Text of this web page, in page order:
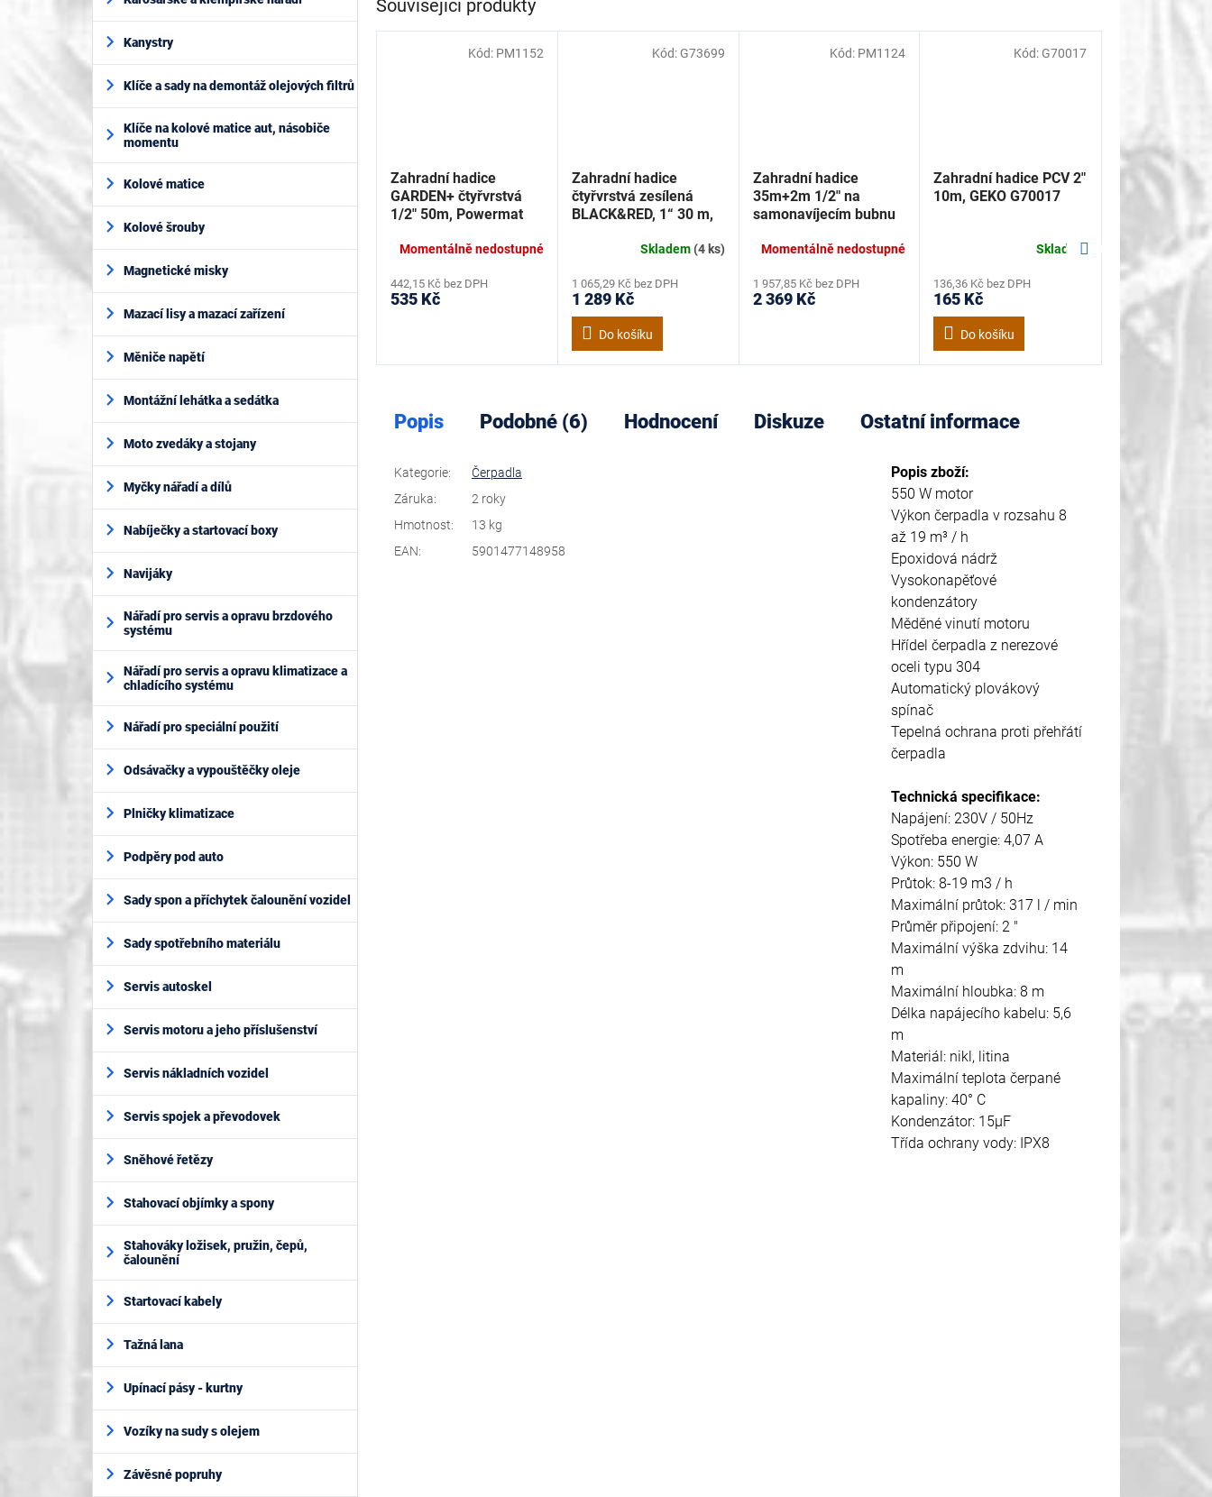
Kanystry
Klíče a sady na demontáž olejových filtrů
Klíče na kolové matice aut, násobiče
momentu
Kolové matice
Kolové šrouby
Magnetické misky
Mazací lisy a mazací zařízení
Měniče napětí
Montážní lehátka a sedátka
Moto zvedáky a stojany
Myčky nářadí a dílů
Nabíječky a startovací boxy
Navijáky
Nářadí pro servis a opravu brzdového
systému
Nářadí pro servis a opravu klimatizace a
chladícího systému
Nářadí pro speciální použití
Odsávačky a vypouštěčky oleje
Plničky klimatizace
Podpěry pod auto
Sady spon a příchytek čalounění vozidel
Sady spotřebního materiálu
Servis autoskel
Servis motoru a jeho příslušenství
Servis nákladních vozidel
Servis spojek a převodovek
Sněhové řetězy
Stahovací objímky a spony
Stahováky ložisek, pružin, čepů,
čalounění
Startovací kabely
Tažná lana
Upínací pásy - kurtny
Vozíky na sudy s olejem
Závěsné popruhy
Související produkty
Zahradní hadice
GARDEN+ čtyřvrstvá
1/2" 50m, Powermat
Momentálně nedostupné
442,15 Kč bez DPH
535 Kč
Kód: PM1152
Zahradní hadice
čtyřvrstvá zesílená
BLACK&RED, 1“ 30 m,
Skladem(4 ks)
1 065,29 Kč bez DPH
1 289 Kč
Do košíku
Kód: G73699
Zahradní hadice
35m+2m 1/2" na
samonavíjecím bubnu
Powermat PM1124
Momentálně nedostupné
1 957,85 Kč bez DPH
2 369 Kč
Kód: PM1124
Zahradní hadice PCV 2"
10m, GEKO G70017
Skladem
136,36 Kč bez DPH
165 Kč
Do košíku
Kód: G70017
produkt
Popis Podobné (6) Hodnocení Diskuze Ostatní informace
Popis zboží:
550 W motor
Výkon čerpadla v rozsahu 8
až 19 m³ / h
Epoxidová nádrž
Vysokonapěťové
kondenzátory
Měděné vinutí motoru
Hřídel čerpadla z nerezové
oceli typu 304
Automatický plovákový
spínač
Tepelná ochrana proti přehřátí
čerpadla
Technická specifikace:
Napájení: 230V / 50Hz
Spotřeba energie: 4,07 A
Výkon: 550 W
Průtok: 8-19 m3 / h
Maximální průtok: 317 l / min
Průměr připojení: 2 "
Maximální výška zdvihu: 14
m
Maximální hloubka: 8 m
Délka napájecího kabelu: 5,6
m
Materiál: nikl, litina
Maximální teplota čerpané
kapaliny: 40° C
Kondenzátor: 15μF
Třída ochrany vody: IPX8
Kategorie:
Čerpadla
Záruka:
2 roky
Hmotnost:
13 kg
EAN: 5901477148958